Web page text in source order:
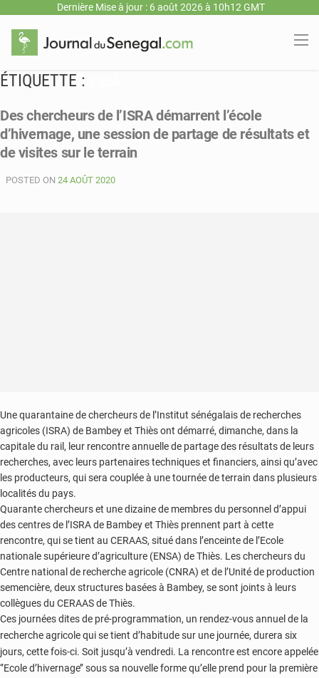
Dernière Mise à jour : 6 août 2026 à 10h12 GMT
ÉTIQUETTE :
Des chercheurs de l’ISRA démarrent l’école
d’hivernage, une session de partage de résultats et
de visites sur le terrain
POSTED ON 24 AOÛT 2020
Une quarantaine de chercheurs de l’Institut sénégalais de recherches
agricoles (ISRA) de Bambey et Thiès ont démarré, dimanche, dans la
capitale du rail, leur rencontre annuelle de partage des résultats de leurs
recherches, avec leurs partenaires techniques et financiers, ainsi qu’avec
les producteurs, qui sera couplée à une tournée de terrain dans plusieurs
localités du pays.
Quarante chercheurs et une dizaine de membres du personnel d’appui
des centres de l’ISRA de Bambey et Thiès prennent part à cette
rencontre, qui se tient au CERAAS, situé dans l’enceinte de l’Ecole
nationale supérieure d’agriculture (ENSA) de Thiès. Les chercheurs du
Centre national de recherche agricole (CNRA) et de l’Unité de production
semencière, deux structures basées à Bambey, se sont joints à leurs
collègues du CERAAS de Thiès.
Ces journées dites de pré-programmation, un rendez-vous annuel de la
recherche agricole qui se tient d’habitude sur une journée, durera six
jours, cette fois-ci. Soit jusqu’à vendredi. La rencontre est encore appelée
‘’Ecole d’hivernage’’ sous sa nouvelle forme qu’elle prend pour la première